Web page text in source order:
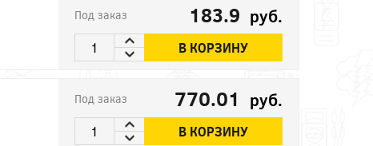
Под заказ 183.9 руб.
В КОРЗИНУ
Под заказ 770.01 руб.
В КОРЗИНУ